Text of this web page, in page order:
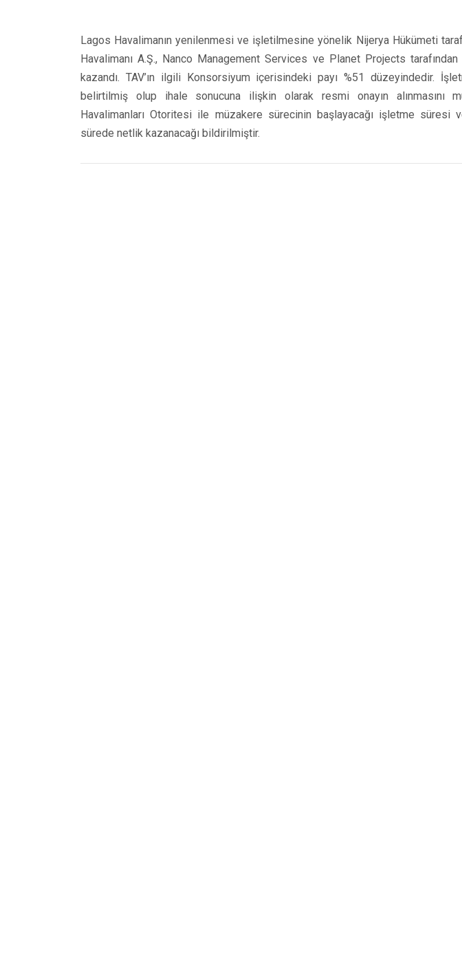
Lagos Havalimanın yenilenmesi ve işletilmesine yönelik Nijerya Hükümeti
Havalimanı A.Ş., Nanco Management Services ve Planet Projects
kazandı. TAV’ın ilgili Konsorsiyum içerisindeki payı %51 düzeyindedir.
belirtilmiş olup ihale sonucuna ilişkin olarak resmi onayın alınmasını
Havalimanları Otoritesi ile müzakere sürecinin başlayacağı işletme süresi
sürede netlik kazanacağı bildirilmiştir.